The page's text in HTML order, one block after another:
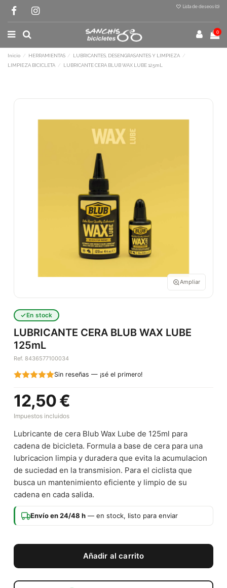
Lista de deseos (0)
0
Inicio HERRAMIENTAS
LUBRICANTES, DESENGRASANTES Y LIMPIEZA
LIMPIEZA BICICLETA
LUBRICANTE CERA BLUB WAX LUBE 125mL
Ampliar
En stock
LUBRICANTE CERA BLUB WAX LUBE
125mL
Ref. 8436577100034
Sin reseñas — ¡sé el primero!
12,50 €
Impuestos incluidos
Lubricante de cera Blub Wax Lube de 125ml para
cadena de bicicleta. Formula a base de cera para una
lubricacion limpia y duradera que evita la acumulacion
de suciedad en la transmision. Para el ciclista que
busca un mantenimiento eficiente y limpio de su
cadena en cada salida.
Envío en 24/48 h — en stock, listo para enviar
Añadir al carrito
WAX LUBE 125mL